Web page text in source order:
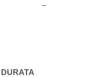
–
DURATA